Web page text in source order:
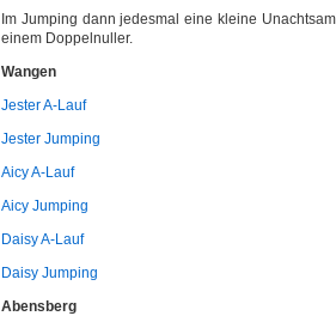
Im Jumping dann jedesmal eine kleine
einem Doppelnuller.
Wangen
Jester A-Lauf
Jester Jumping
Aicy A-Lauf
Aicy Jumping
Daisy A-Lauf
Daisy Jumping
Abensberg